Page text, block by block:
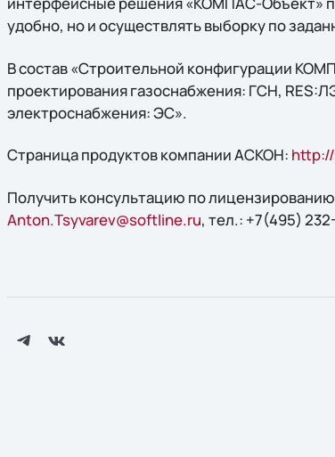
удобно, но и осуществлять выборку по
В состав «Строительной конфигурации
проектирования газоснабжения: ГСН,
электроснабжения: ЭС».
Страница продуктов компании АСКОН:
Получить конcультацию по
Anton.Tsyvarev@softline.ru, тел.: +7(495)